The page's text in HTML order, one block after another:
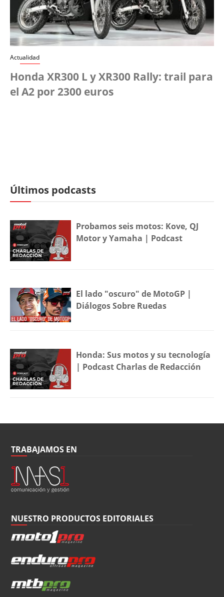
Actualidad
Honda XR300 L y XR300 Rally: trail para
el A2 por 2300 euros
Últimos podcasts
Probamos seis motos: Kove, QJ
Motor y Yamaha | Podcast
El lado "oscuro" de MotoGP |
Diálogos Sobre Ruedas
Honda: Sus motos y su tecnología
| Podcast Charlas de Redacción
TRABAJAMOS EN
NUESTRO PRODUCTOS EDITORIALES